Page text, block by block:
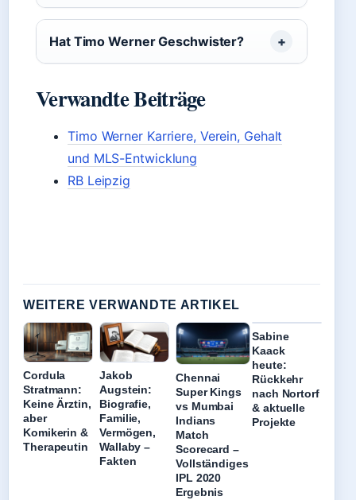
Hat Timo Werner Geschwister?
Verwandte Beiträge
Timo Werner Karriere, Verein, Gehalt
und MLS-Entwicklung
RB Leipzig
WEITERE VERWANDTE ARTIKEL
Cordula
Stratmann:
Keine Ärztin,
aber
Komikerin &
Therapeutin
Jakob
Augstein:
Biografie,
Familie,
Vermögen,
Wallaby –
Fakten
Chennai
Super Kings
vs Mumbai
Indians
Match
Scorecard –
Vollständiges
IPL 2020
Ergebnis
Sabine
Kaack
heute:
Rückkehr
nach Nortorf
& aktuelle
Projekte